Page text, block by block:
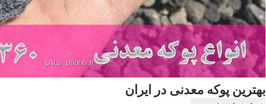
بهترین پوکه معدنی در ایران